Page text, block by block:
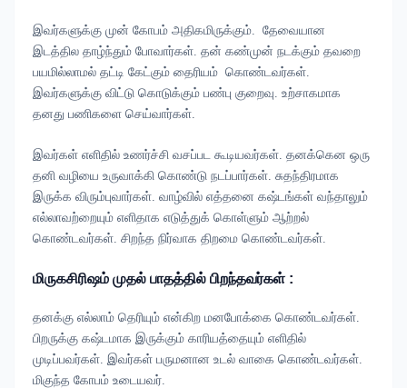
இவர்களுக்கு முன் கோபம் அதிகமிருக்கும். தேவையான
இடத்தில தாழ்ந்தும் போவார்கள். தன் கண்முன் நடக்கும் தவறை
பயமில்லாமல் தட்டி கேட்கும் தைரியம் கொண்டவர்கள்.
இவர்களுக்கு விட்டு கொடுக்கும் பண்பு குறைவு. உற்சாகமாக
தனது பணிகளை செய்வார்கள்.
இவர்கள் எளிதில் உணர்ச்சி வசப்பட கூடியவர்கள். தனக்கென ஒரு
தனி வழியை உருவாக்கி கொண்டு நடப்பார்கள். சுதந்திரமாக
இருக்க விரும்புவார்கள். வாழ்வில் எத்தனை கஷ்டங்கள் வந்தாலும்
எல்லாவற்றையும் எளிதாக எடுத்துக் கொள்ளும் ஆற்றல்
கொண்டவர்கள். சிறந்த நிர்வாக திறமை கொண்டவர்கள்.
மிருகசிரிஷம் முதல் பாதத்தில் பிறந்தவர்கள் :
தனக்கு எல்லாம் தெரியும் என்கிற மனபோக்கை கொண்டவர்கள்.
பிறருக்கு கஷ்டமாக இருக்கும் காரியத்தையும் எளிதில்
முடிப்பவர்கள். இவர்கள் பருமனான உடல் வாகை கொண்டவர்கள்.
மிகுந்த கோபம் உடையவர்.